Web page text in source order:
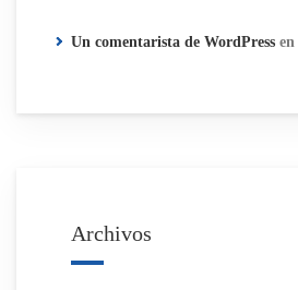
Un comentarista de WordPress en
Archivos